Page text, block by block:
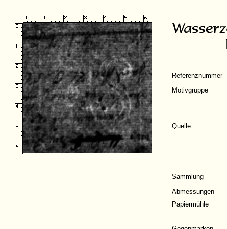
Referenznummer
Motivgruppe
Quelle
Sammlung
Abmessungen
Papiermühle